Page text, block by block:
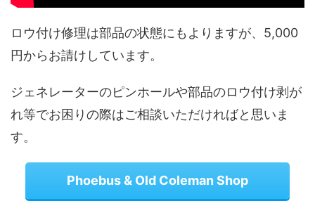
ロウ付け修理は部品の状態にもよりますが、5,000
円からお請けしています。
ジェネレーターのピンホールや部品のロウ付け剥が
れ等でお困りの際はご相談いただければと思いま
す。
Phoebus & Old Coleman Shop